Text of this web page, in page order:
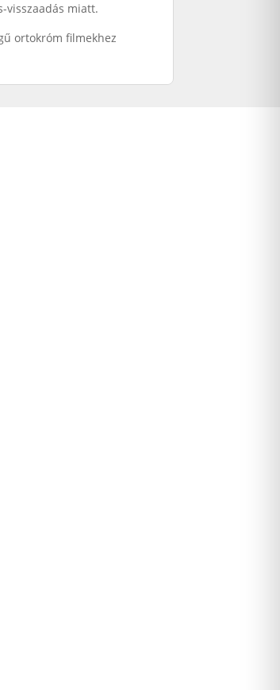
visszaadás miatt.
ortokróm filmekhez